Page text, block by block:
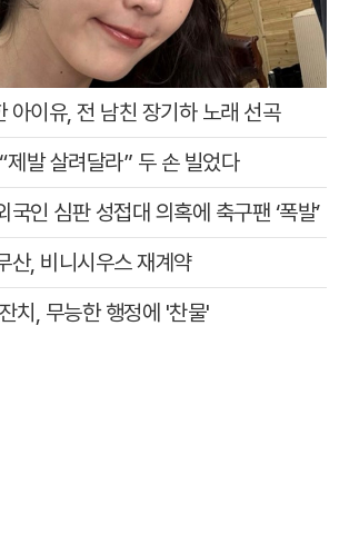
아이유, 전 남친 장기하 노래 선곡
제발 살려달라” 두 손 빌었다
국인 심판 성접대 의혹에 축구팬 ‘폭발’
산, 비니시우스 재계약
치, 무능한 행정에 '찬물'